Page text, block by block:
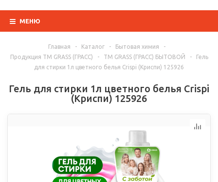
МЕНЮ
Главная - Каталог - Бытовая химия
-
Продукция ТМ GRASS (ГРАСС)
- ТМ GRASS (ГРАСС) БЫТОВОЙ -
Гель
для стирки 1л цветного белья Crispi (Криспи) 125926
Гель для стирки 1л цветного белья Crispi
(Криспи) 125926